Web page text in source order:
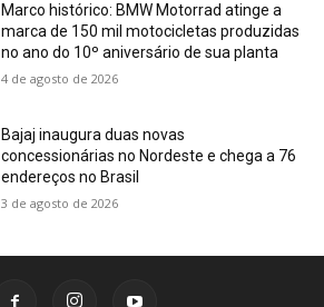
Marco histórico: BMW Motorrad atinge a
marca de 150 mil motocicletas produzidas
no ano do 10º aniversário de sua planta
4 de agosto de 2026
Bajaj inaugura duas novas
concessionárias no Nordeste e chega a 76
endereços no Brasil
3 de agosto de 2026